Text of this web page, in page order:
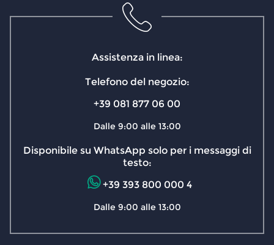
Assistenza in linea:
Telefono del negozio:
+39 081 877 06 00
Dalle 9:00 alle 13:00
Disponibile su WhatsApp solo per i messaggi di
testo:
+39 393 800 000 4
Dalle 9:00 alle 13:00